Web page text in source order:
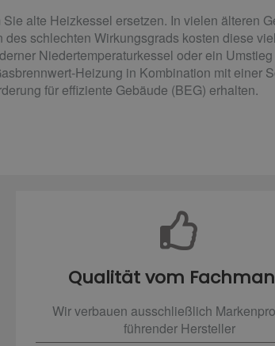
alte Heizkessel ersetzen. In vielen älteren
schlechten Wirkungsgrads kosten diese
Niedertemperaturkessel oder ein
Heizung in Kombination mit einer
für effiziente Gebäude (BEG) erhalten.
Qualität vom
Wir verbauen ausschließlich
führender Hersteller